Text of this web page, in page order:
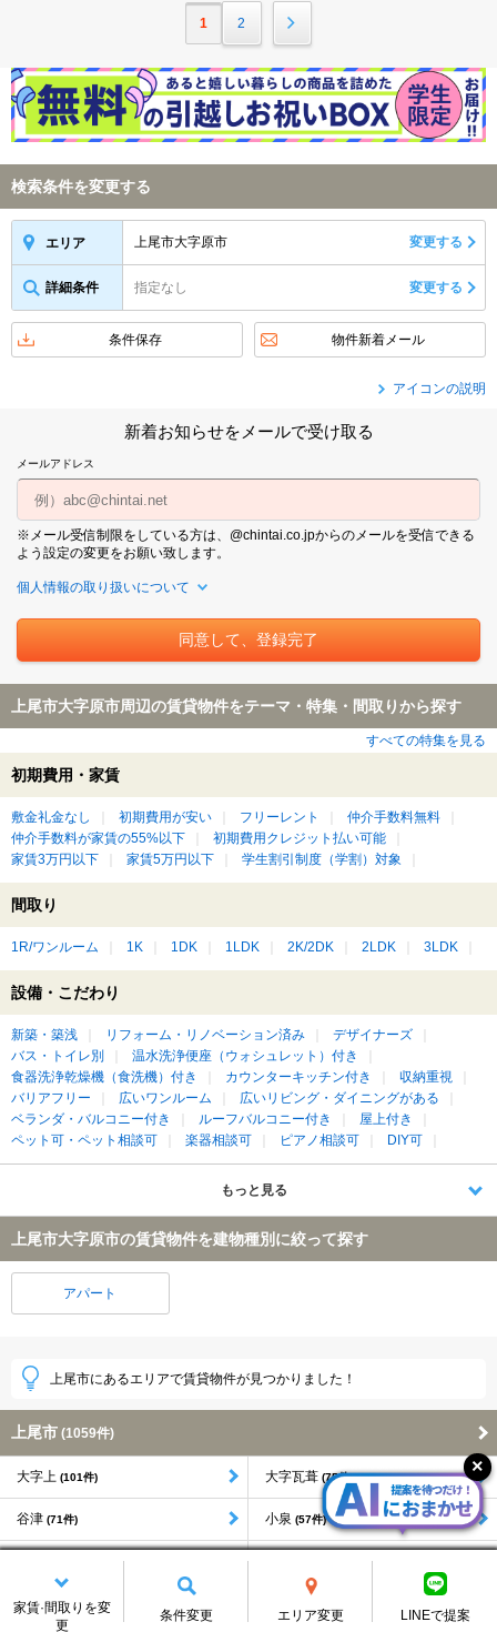
1 2
家賃·間取りを変
更
条件変更 エリア変更 LINEで提案
検索条件を変更する
エリア 上尾市大字原市 変更する
詳細条件 指定なし 変更する
条件保存 物件新着メール
アイコンの説明
新着お知らせをメールで受け取る
メールアドレス
※メール受信制限をしている方は、@chintai.co.jpからのメールを受信できる
よう設定の変更をお願い致します。
個人情報の取り扱いについて
上尾市大字原市周辺の賃貸物件をテーマ・特集・間取りから探す
すべての特集を見る
初期費用・家賃
敷金礼金なし 初期費用が安い フリーレント
仲介手数料無料
仲介手数料が家賃の55%以下
初期費用クレジット払い可能
家賃3万円以下
家賃5万円以下 学生割引制度（学割）対象
間取り
1R/ワンルーム 1K 1DK 1LDK 2K/2DK 2LDK 3LDK
設備・こだわり
新築・築浅 リフォーム・リノベーション済み
デザイナーズ
バス・トイレ別
温水洗浄便座（ウォシュレット）付き
食器洗浄乾燥機（食洗機）付き
カウンターキッチン付き
収納重視
バリアフリー
広いワンルーム
広いリビング・ダイニングがある
ベランダ・バルコニー付き
ルーフバルコニー付き
屋上付き
ペット可・ペット相談可
楽器相談可 ピアノ相談可 DIY可
もっと見る
上尾市大字原市の賃貸物件を建物種別に絞って探す
アパート
上尾市にあるエリアで賃貸物件が見つかりました！
上尾市 (1059件)
大字上 (101件) 大字瓦葺 (75件)
谷津 (71件) 小泉 (57件)
本町 (37件)